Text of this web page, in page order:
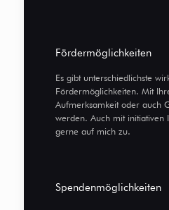
Fördermöglichkeiten
Es gibt unterschiedlichste
Fördermöglichkeiten. Mit
Aufmerksamkeit oder auch
werden. Auch mit initiativen
gerne auf mich zu.
Spendenmöglichkeiten